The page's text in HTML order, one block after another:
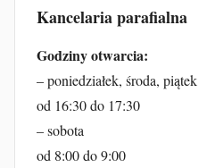
Kancelaria parafialna
Godziny otwarcia:
– poniedziałek, środa, piątek
od 16:30 do 17:30
– sobota
od 8:00 do 9:00